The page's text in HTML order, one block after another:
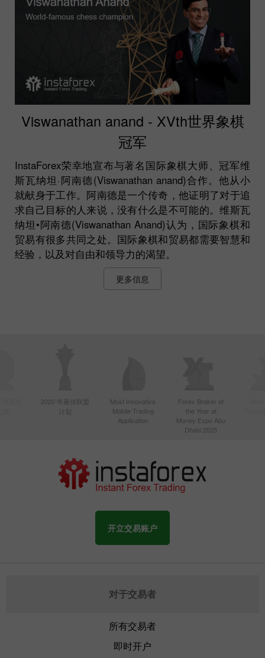
Viswanathan anand - XVth世界象棋
冠军
InstaForex荣幸地宣布与著名国际象棋大师、冠军维
斯瓦纳坦·阿南德(Viswanathan anand)合作。他从小
就献身于工作。阿南德是一个传奇，他证明了对于追
求自己目标的人来说，没有什么是不可能的。维斯瓦
纳坦•阿南德(Viswanathan Anand)认为，国际象棋和
贸易有很多共同之处。国际象棋和贸易都需要智慧和
经验，以及对自由和领导力的渴望。
更多信息
2020 年最佳联盟
计划
Most Innovative
Mobile Trading
Application
Forex Broker of
the Year at
Money Expo Abu
Dhabi 2025
开立交易账户
对于交易者
所有交易者
即时开户